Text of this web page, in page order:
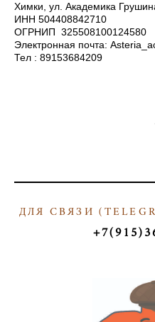
Химки, ул. Академика
ИНН 504408842710
ОГРНИП 325508100124580
Электронная почта:
Тел : 89153684209
ДЛЯ СВЯЗИ (